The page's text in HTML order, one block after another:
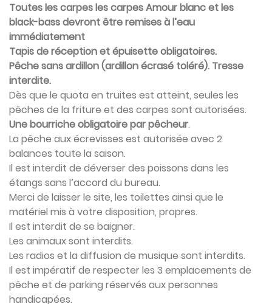
Toutes les carpes les carpes Amour blanc et les
black-bass devront être remises à l’eau
immédiatement
Tapis de réception et épuisette obligatoires.
Pêche sans ardillon (ardillon écrasé toléré). Tresse
interdite.
Dès que le quota en truites est atteint, seules les
pêches de la friture et des carpes sont autorisées.
Une bourriche obligatoire par pêcheur.
La pêche aux écrevisses est autorisée avec 2
balances toute la saison.
Il est interdit de déverser des poissons dans les
étangs sans l’accord du bureau.
Merci de laisser le site, les toilettes ainsi que le
matériel mis à votre disposition, propres.
Il est interdit de se baigner.
Les animaux sont interdits.
Les radios et la diffusion de musique sont interdits.
Il est impératif de respecter les 3 emplacements de
pêche et de parking réservés aux personnes
handicapées.